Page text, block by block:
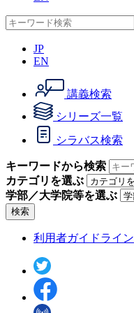
JP
EN
講義検索
シリーズ一覧
シラバス検索
キーワードから検索
カテゴリを選ぶ
学部／大学院等を選ぶ
検索
利用者ガイドライン